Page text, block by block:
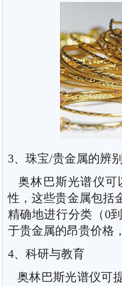
3、珠宝/贵金属的辨别
奥林巴斯光谱仪可
性，这些贵金属包括
精确地进行分类（0
于贵金属的昂贵价格
4、科研与教育
奥林巴斯光谱仪可